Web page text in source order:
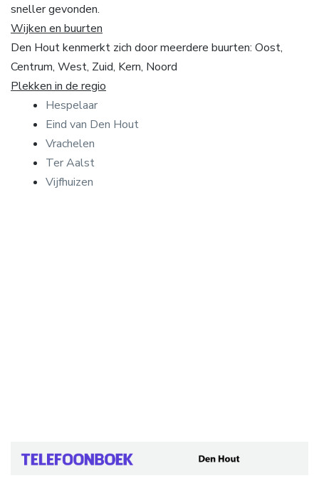
sneller gevonden.
Wijken en buurten
Den Hout kenmerkt zich door meerdere buurten: Oost,
Centrum, West, Zuid, Kern, Noord
Plekken in de regio
Hespelaar
Eind van Den Hout
Vrachelen
Ter Aalst
Vijfhuizen